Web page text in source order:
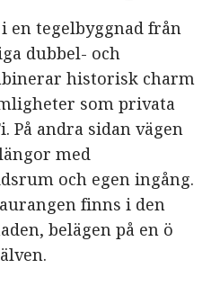
en tegelbyggnad från
dubbel- och
historisk charm
som privata
På andra sidan vägen
med
och egen ingång.
finns i den
belägen på en ö